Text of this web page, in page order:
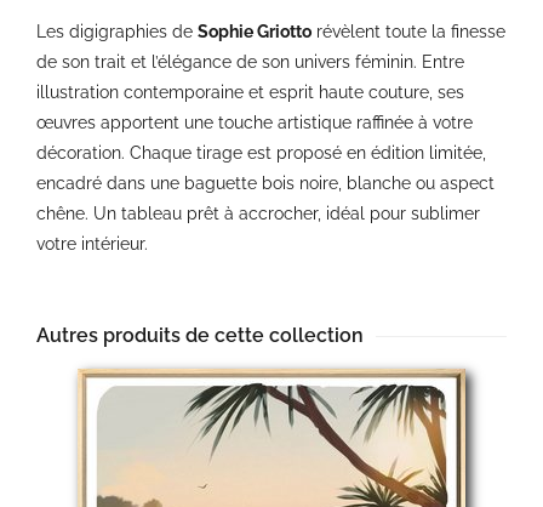
Les digigraphies de Sophie Griotto révèlent toute la finesse
de son trait et l’élégance de son univers féminin. Entre
illustration contemporaine et esprit haute couture, ses
œuvres apportent une touche artistique raffinée à votre
décoration. Chaque tirage est proposé en édition limitée,
encadré dans une baguette bois noire, blanche ou aspect
chêne. Un tableau prêt à accrocher, idéal pour sublimer
votre intérieur.
Autres produits de cette collection